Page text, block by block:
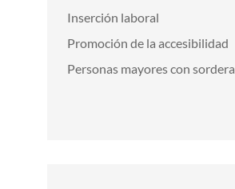
Inserción laboral
Promoción de la accesibilidad
Personas mayores con sordera